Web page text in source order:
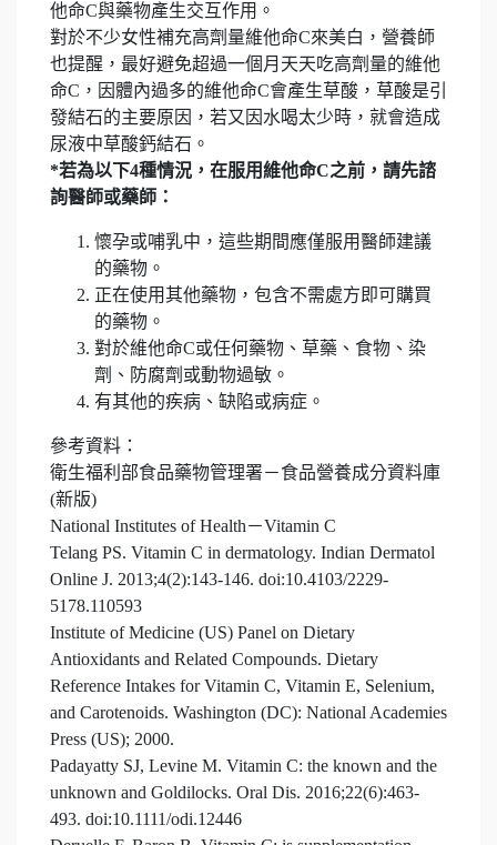
他命C與藥物產生交互作用。
對於不少女性補充高劑量維他命C來美白，營養師
也提醒，最好避免超過一個月天天吃高劑量的維他
命C，因體內過多的維他命C會產生草酸，草酸是引
發結石的主要原因，若又因水喝太少時，就會造成
尿液中草酸鈣結石。
*若為以下4種情況，在服用維他命C之前，請先諮
詢醫師或藥師：
懷孕或哺乳中，這些期間應僅服用醫師建議
的藥物。
正在使用其他藥物，包含不需處方即可購買
的藥物。
對於維他命C或任何藥物、草藥、食物、染
劑、防腐劑或動物過敏。
有其他的疾病、缺陷或病症。
參考資料：
衛生福利部食品藥物管理署－食品營養成分資料庫
(新版)
National Institutes of Health－Vitamin C
Telang PS. Vitamin C in dermatology. Indian Dermatol
Online J. 2013;4(2):143-146. doi:10.4103/2229-
5178.110593
Institute of Medicine (US) Panel on Dietary
Antioxidants and Related Compounds. Dietary
Reference Intakes for Vitamin C, Vitamin E, Selenium,
and Carotenoids. Washington (DC): National Academies
Press (US); 2000.
Padayatty SJ, Levine M. Vitamin C: the known and the
unknown and Goldilocks. Oral Dis. 2016;22(6):463-
493. doi:10.1111/odi.12446